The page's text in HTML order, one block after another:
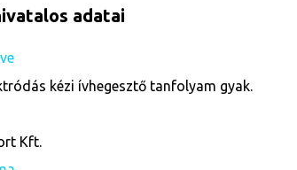
adatai
kézi ívhegesztő tanfolyam gyak.
Kft.